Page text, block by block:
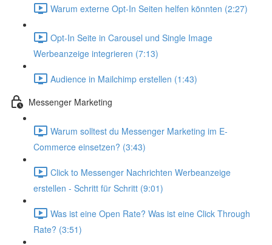
Warum externe Opt-In Seiten helfen könnten (2:27)
Opt-In Seite in Carousel und Single Image
Werbeanzeige integrieren (7:13)
Audience in Mailchimp erstellen (1:43)
Messenger Marketing
Warum solltest du Messenger Marketing im E-
Commerce einsetzen? (3:43)
Click to Messenger Nachrichten Werbeanzeige
erstellen - Schritt für Schritt (9:01)
Was ist eine Open Rate? Was ist eine Click Through
Rate? (3:51)